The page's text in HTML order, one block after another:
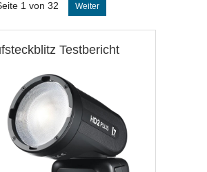
1 von 32 Weiter
Testbericht